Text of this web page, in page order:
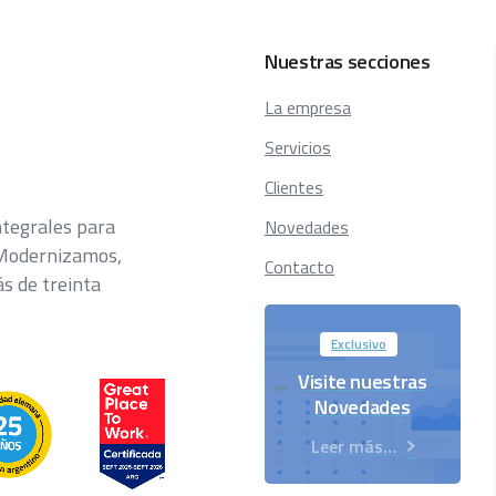
para
de treinta
Nuestras secciones
La empresa
Servicios
Clientes
Novedades
Contacto
Exclusivo
Visite nuestras
Novedades
Leer más…